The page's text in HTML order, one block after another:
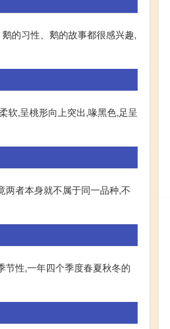
的习性、鹅的故事都很感兴趣,
软,呈桃形向上突出,喙黑色,足呈
两者本身就不属于同一品种,不
节性,一年四个季度春夏秋冬的